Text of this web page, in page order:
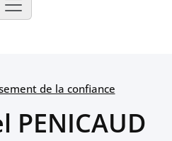
de la confiance
PENICAUD